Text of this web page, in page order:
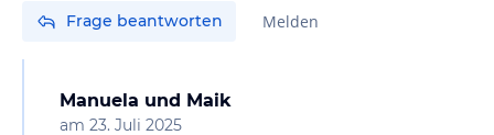
Frage beantworten Melden
Manuela und Maik
am 23. Juli 2025